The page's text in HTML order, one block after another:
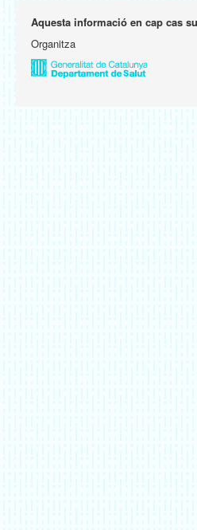
Aquesta informació en cap cas
Organitza